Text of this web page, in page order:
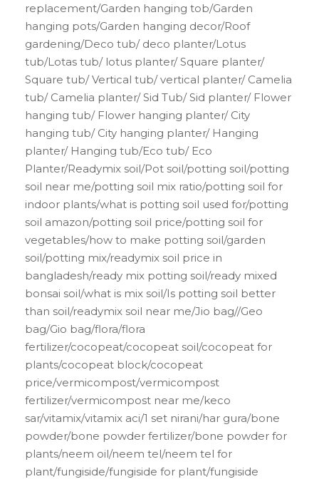
replacement/Garden hanging tob/Garden
hanging pots/Garden hanging decor/Roof
gardening/Deco tub/ deco planter/Lotus
tub/Lotas tub/ lotus planter/ Square planter/
Square tub/ Vertical tub/ vertical planter/ Camelia
tub/ Camelia planter/ Sid Tub/ Sid planter/ Flower
hanging tub/ Flower hanging planter/ City
hanging tub/ City hanging planter/ Hanging
planter/ Hanging tub/Eco tub/ Eco
Planter/Readymix soil/Pot soil/potting soil/potting
soil near me/potting soil mix ratio/potting soil for
indoor plants/what is potting soil used for/potting
soil amazon/potting soil price/potting soil for
vegetables/how to make potting soil/garden
soil/potting mix/readymix soil price in
bangladesh/ready mix potting soil/ready mixed
bonsai soil/what is mix soil/Is potting soil better
than soil/readymix soil near me/Jio bag//Geo
bag/Gio bag/flora/flora
fertilizer/cocopeat/cocopeat soil/cocopeat for
plants/cocopeat block/cocopeat
price/vermicompost/vermicompost
fertilizer/vermicompost near me/keco
sar/vitamix/vitamix aci/1 set nirani/har gura/bone
powder/bone powder fertilizer/bone powder for
plants/neem oil/neem tel/neem tel for
plant/fungiside/fungiside for plant/fungiside